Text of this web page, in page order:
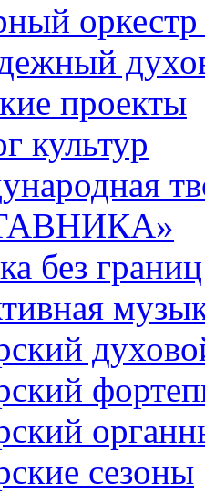
оркестр
проекты
культур
без границ
сезоны